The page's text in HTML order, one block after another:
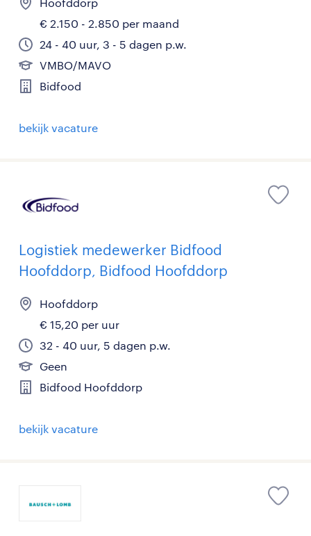
€ 2.150 - 2.850 per maand
24 - 40 uur, 3 - 5 dagen p.w.
VMBO/MAVO
Bidfood
bekijk vacature
Logistiek medewerker Bidfood
Hoofddorp, Bidfood Hoofddorp
Hoofddorp
€ 15,20 per uur
32 - 40 uur, 5 dagen p.w.
Geen
Bidfood Hoofddorp
bekijk vacature